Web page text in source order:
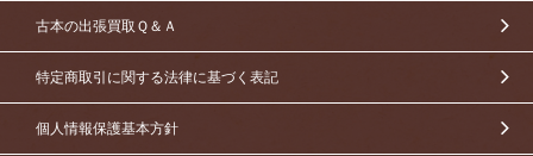
古本の出張買取Ｑ＆Ａ
特定商取引に関する法律に基づく表記
個人情報保護基本方針